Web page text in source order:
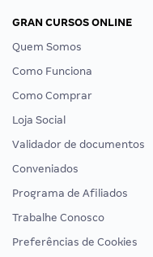
GRAN CURSOS ONLINE
Quem Somos
Como Funciona
Como Comprar
Loja Social
Validador de documentos
Conveniados
Programa de Afiliados
Trabalhe Conosco
Preferências de Cookies